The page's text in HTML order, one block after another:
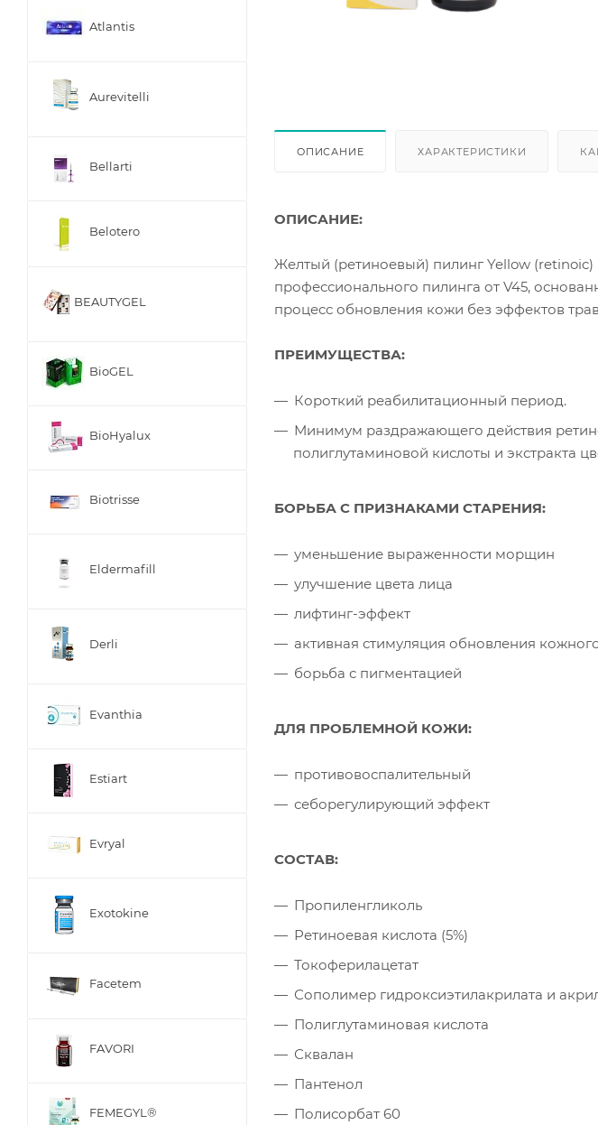
ОПИСАНИЕ ХАРАКТЕРИСТИКИ
ОПИСАНИЕ:
Желтый (ретиноевый) пилинг Yellow
профессионального пилинга от V45,
процесс обновления кожи без эффектов
ПРЕИМУЩЕСТВА:
Короткий реабилитационный период.
Минимум раздражающего действия
полиглутаминовой кислоты и экстракта
БОРЬБА С ПРИЗНАКАМИ СТАРЕНИЯ:
уменьшение выраженности морщин
улучшение цвета лица
лифтинг-эффект
активная стимуляция обновления
борьба с пигментацией
ДЛЯ ПРОБЛЕМНОЙ КОЖИ:
противовоспалительный
себорегулирующий эффект
СОСТАВ:
Пропиленгликоль
Ретиноевая кислота (5%)
Токоферилацетат
Сополимер гидроксиэтилакрилата и
Полиглутаминовая кислота
Сквалан
Пантенол
Полисорбат 60
Atlantis
Aurevitelli
Bellarti
Belotero
BEAUTYGEL
BioGEL
BioHyalux
Biotrisse
Eldermafill
Derli
Evanthia
Estiart
Evryal
Exotokine
Facetem
FAVORI
FEMEGYL®